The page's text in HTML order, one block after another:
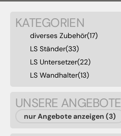
KATEGORIEN
diverses Zubehör(17)
LS Ständer(33)
LS Untersetzer(22)
LS Wandhalter(13)
UNSERE ANGEBOTE
nur Angebote anzeigen (3)